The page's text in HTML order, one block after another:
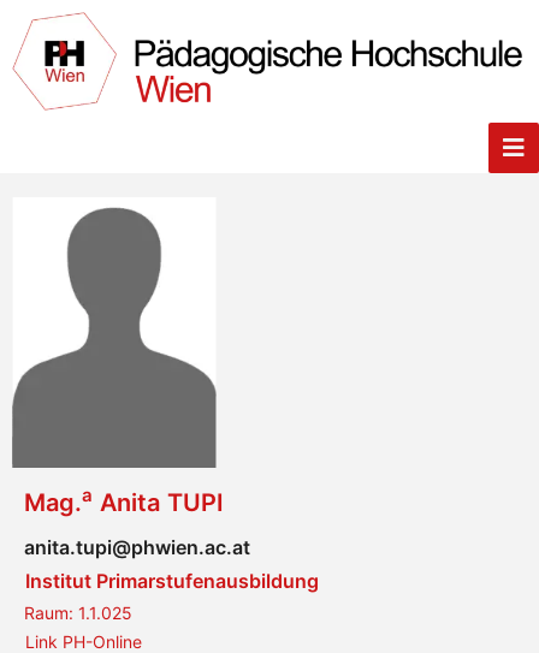
Mag.a Anita TUPI
anita.tupi@phwien.ac.at
Institut Primarstufenausbildung
Raum: 1.1.025
Link PH-Online